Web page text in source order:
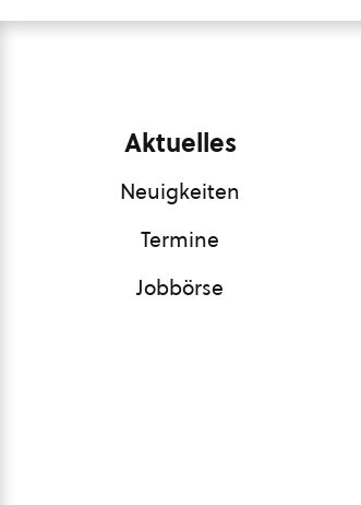
Aktuelles
Neuigkeiten
Termine
Jobbörse